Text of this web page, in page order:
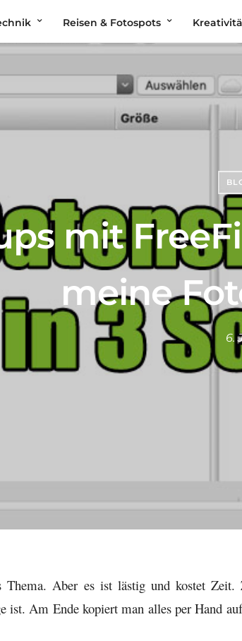
Reisen & Fotospots
mit
meine
6.
Aber es ist lästig und kostet Zeit.
ist. Am Ende kopiert man alles per Hand